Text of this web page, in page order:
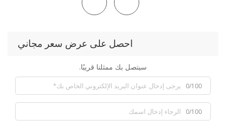
احصل على عرض سعر مجاني
سيتصل بك ممثلنا قريبًا.